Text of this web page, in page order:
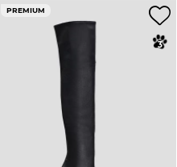
PREMIUM